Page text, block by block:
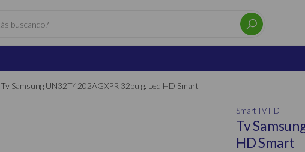
Tv Samsung UN32T4202AGXPR 32pulg. Led HD Smart
Smart TV HD
Tv
HD Smart